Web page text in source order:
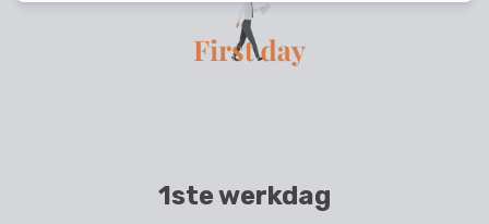
1ste werkdag